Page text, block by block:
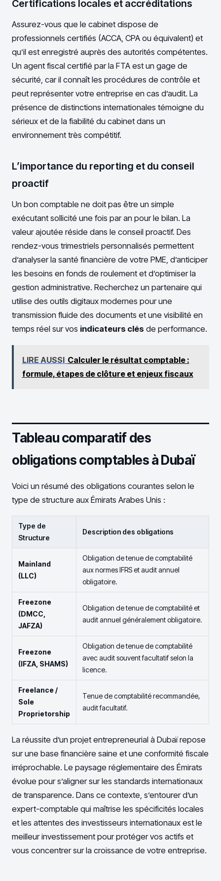
Certifications locales et accréditations
Assurez-vous que le cabinet dispose de
professionnels certifiés (ACCA, CPA ou équivalent) et
qu’il est enregistré auprès des autorités compétentes.
Un agent fiscal certifié par la FTA est un gage de
sécurité, car il connaît les procédures de contrôle et
peut représenter votre entreprise en cas d’audit. La
présence de distinctions internationales témoigne du
sérieux et de la fiabilité du cabinet dans un
environnement très compétitif.
L’importance du reporting et du conseil
proactif
Un bon comptable ne doit pas être un simple
exécutant sollicité une fois par an pour le bilan. La
valeur ajoutée réside dans le conseil proactif. Des
rendez-vous trimestriels personnalisés permettent
d’analyser la santé financière de votre PME, d’anticiper
les besoins en fonds de roulement et d’optimiser la
gestion administrative. Recherchez un partenaire qui
utilise des outils digitaux modernes pour une
transmission fluide des documents et une visibilité en
temps réel sur vos indicateurs clés de performance.
LIRE AUSSI Calculer le résultat comptable :
formule, étapes de clôture et enjeux fiscaux
Tableau comparatif des
obligations comptables à Dubaï
Voici un résumé des obligations courantes selon le
type de structure aux Émirats Arabes Unis :
Type de
Structure
Description des obligations
Mainland
(LLC)
Obligation de tenue de comptabilité
aux normes IFRS et audit annuel
obligatoire.
Freezone
(DMCC,
JAFZA)
Obligation de tenue de comptabilité et
audit annuel généralement obligatoire.
Freezone
(IFZA, SHAMS)
Obligation de tenue de comptabilité
avec audit souvent facultatif selon la
licence.
Freelance /
Sole
Proprietorship
Tenue de comptabilité recommandée,
audit facultatif.
La réussite d’un projet entrepreneurial à Dubaï repose
sur une base financière saine et une conformité fiscale
irréprochable. Le paysage réglementaire des Émirats
évolue pour s’aligner sur les standards internationaux
de transparence. Dans ce contexte, s’entourer d’un
expert-comptable qui maîtrise les spécificités locales
et les attentes des investisseurs internationaux est le
meilleur investissement pour protéger vos actifs et
vous concentrer sur la croissance de votre entreprise.